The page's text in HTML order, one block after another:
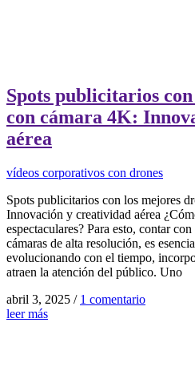
Spots publicitarios
con cámara 4K:
aérea
vídeos corporativos con drones
Spots publicitarios con los mejores
Innovación y creatividad aérea
espectaculares? Para esto, contar
cámaras de alta resolución, es
evolucionando con el tiempo,
atraen la atención del público. Uno
abril 3, 2025 / 1 comentario
leer más